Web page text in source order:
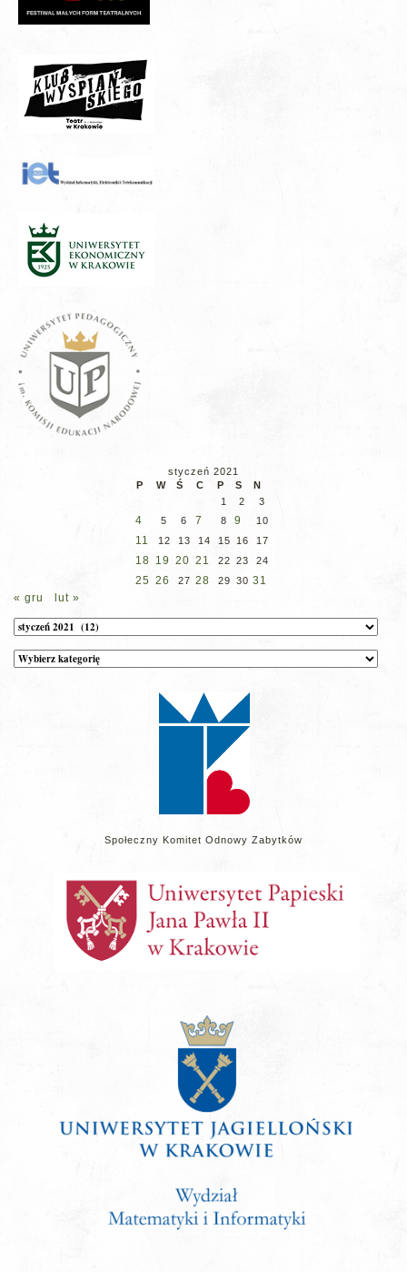
styczeń 2021
P
W Ś C P S
N
1
2 3
4 5 6 7 8 9 10
11 12 13 14 15 16 17
18 19 20 21 22 23 24
25 26 27 28 29 30 31
« gru
lut »
Archiwum
Kategorie
wpisów
Społeczny Komitet Odnowy Zabytków